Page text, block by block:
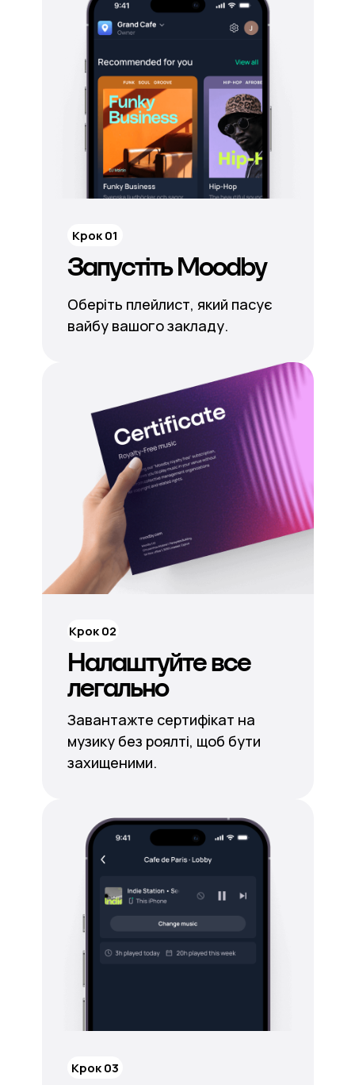
Запустіть Moodby
Оберіть плейлист, який пасує
вайбу вашого закладу.
Крок 01
Налаштуйте все
легально
Завантажте сертифікат на
музику без роялті, щоб бути
захищеними.
Крок 02
Крок 03